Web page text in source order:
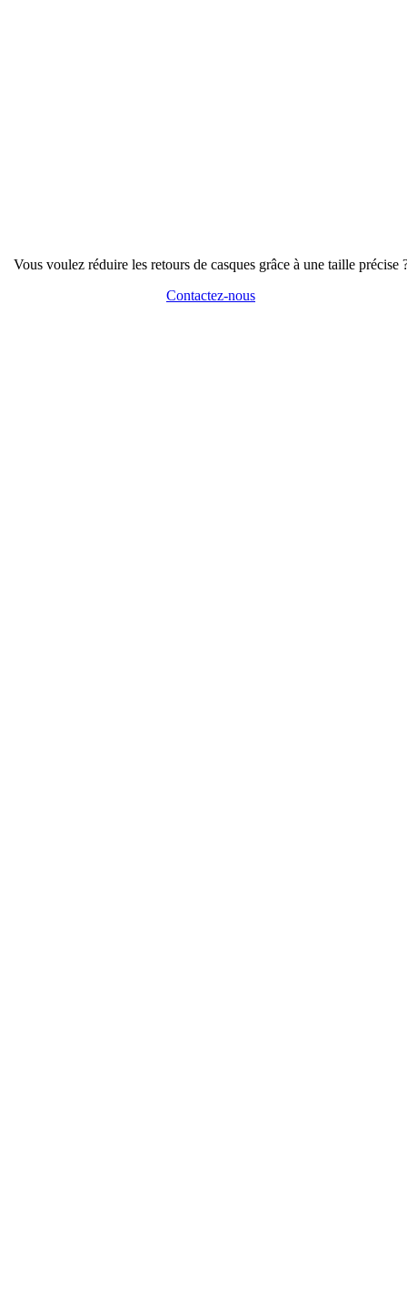
Vous voulez réduire les retours de casques grâce à une taille précise
Contactez-nous